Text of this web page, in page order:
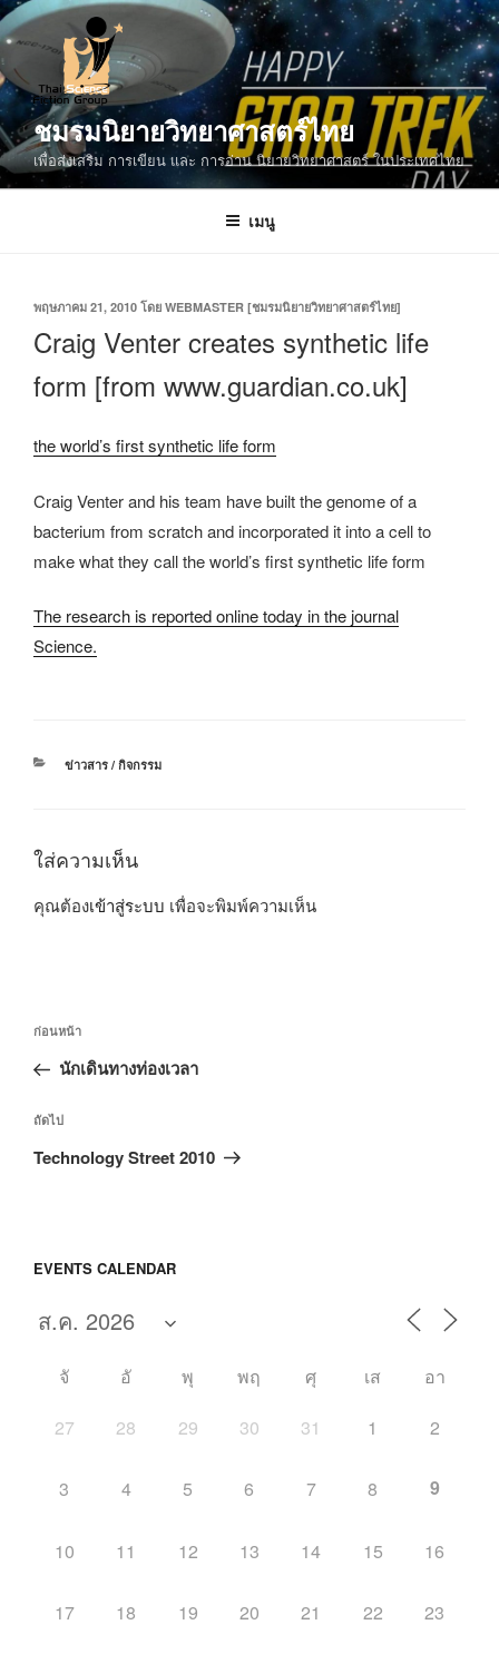
ข้าม
ไป
ยัง
บทความ
ชมรมนิยายวิทยาศาสตร์ไทย
เพื่อส่งเสริม การเขียน และ การอ่าน นิยายวิทยาศาสตร์ ในประเทศไทย
เมนู
เขียน
ที่
พฤษภาคม 21, 2010 โดย WEBMASTER [ชมรมนิยายวิทยาศาสตร์ไทย]
Craig Venter creates synthetic life
form [from www.guardian.co.uk]
the world’s first synthetic life form
Craig Venter and his team have built the genome of a
bacterium from scratch and incorporated it into a cell to
make what they call the world’s first synthetic life form
The research is reported online today in the journal
Science.
หมวด
ข่าวสาร / กิจกรรม
ใส่ความเห็น
คุณต้องเข้าสู่ระบบ เพื่อจะพิมพ์ความเห็น
แนะแนว
เรื่อง
เรื่อง
ก่อน
ก่อนหน้า
นักเดินทางท่องเวลา
เรื่อง
ถัด
ถัดไป
Technology Street 2010
EVENTS CALENDAR
จั อั พุ พฤ ศุ เส
อา
27
28 29 30 31 1 2
3 4 5 6 7 8 9
10 11 12 13 14 15 16
17 18 19 20 21 22 23